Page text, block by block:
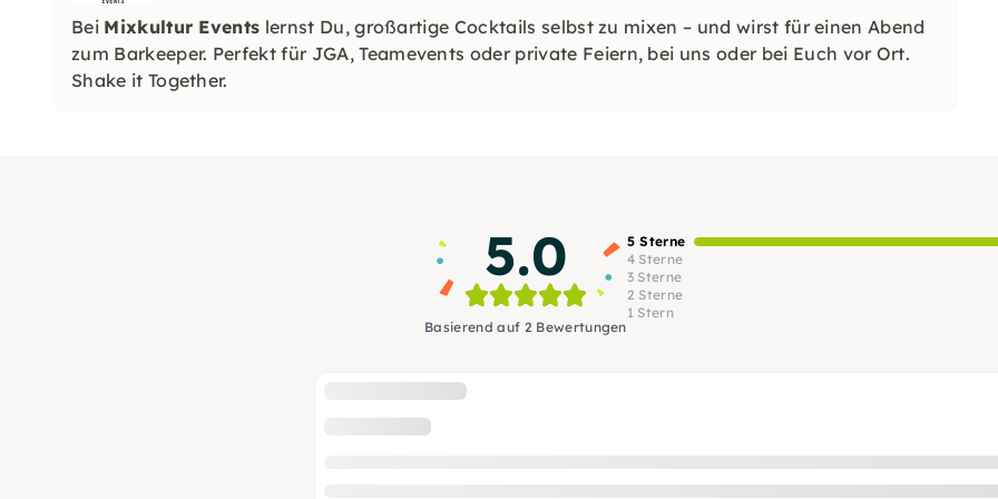
Bei Mixkultur Events lernst Du, großartige Cocktails selbst zu mixen – und wirst für einen Abend
zum Barkeeper. Perfekt für JGA, Teamevents oder private Feiern, bei uns oder bei Euch vor Ort.
Shake it Together.
5.0
Basierend auf 2 Bewertungen
5 Sterne
4 Sterne
3 Sterne
2 Sterne
1 Stern